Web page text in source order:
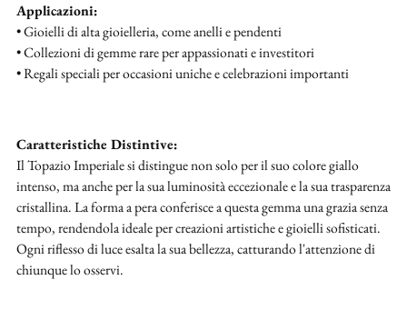
Applicazioni:
• Gioielli di alta gioielleria, come anelli e pendenti
• Collezioni di gemme rare per appassionati e investitori
• Regali speciali per occasioni uniche e celebrazioni importanti
Caratteristiche Distintive:
Il Topazio Imperiale si distingue non solo per il suo colore giallo
intenso, ma anche per la sua luminosità eccezionale e la sua trasparenza
cristallina. La forma a pera conferisce a questa gemma una grazia senza
tempo, rendendola ideale per creazioni artistiche e gioielli sofisticati.
Ogni riflesso di luce esalta la sua bellezza, catturando l'attenzione di
chiunque lo osservi.